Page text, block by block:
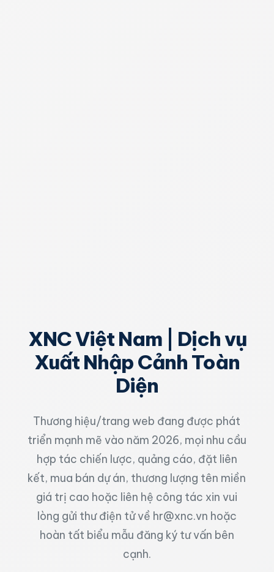
XNC Việt Nam | Dịch vụ
Xuất Nhập Cảnh Toàn
Diện
Thương hiệu/trang web đang được phát
triển mạnh mẽ vào năm 2026, mọi nhu cầu
hợp tác chiến lược, quảng cáo, đặt liên
kết, mua bán dự án, thương lượng tên miền
giá trị cao hoặc liên hệ công tác xin vui
lòng gửi thư điện tử về hr@xnc.vn hoặc
hoàn tất biểu mẫu đăng ký tư vấn bên
cạnh.